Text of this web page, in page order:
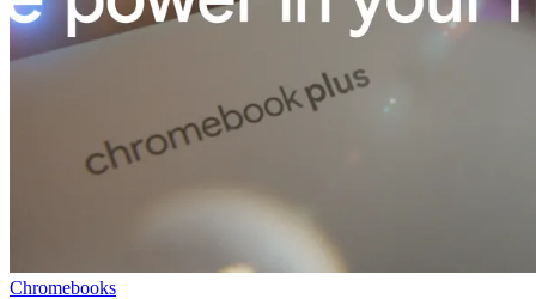
Chromebooks